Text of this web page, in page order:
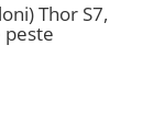
Thor S7,